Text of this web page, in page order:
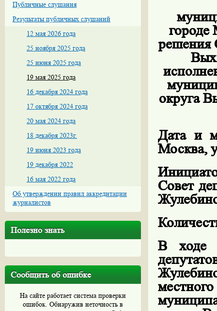
Публичные слушания
Результаты публичных слушаний
12 мая 2026 года
25 ноября 2025 года
25 июня 2025 года
19 мая 2025 года
16 декабря 2024 года
17 октября 2024 года
20 мая 2024 года
18 декабря 2023г.
19 июня 2023 года
19 декабря 2022
16 мая 2022 года
Об утверждении правил аккредитации
журналистов
Полезно знать
Сообщить об ошибке
На сайте работает система проверки
ошибок. Обнаружив неточность в
решения
округа
Дата и
Москва,
Совет
В ходе